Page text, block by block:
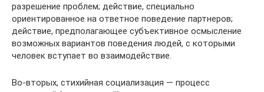
разрешение проблем; действие, специаль­но
ориентированное на ответное поведение партнеров;
действие, предполагающее субъективное осмысление
возможных вариантов поведения людей, с которыми
человек вступает во взаимодействие.
Во-вторых, стихийная социализация — процесс